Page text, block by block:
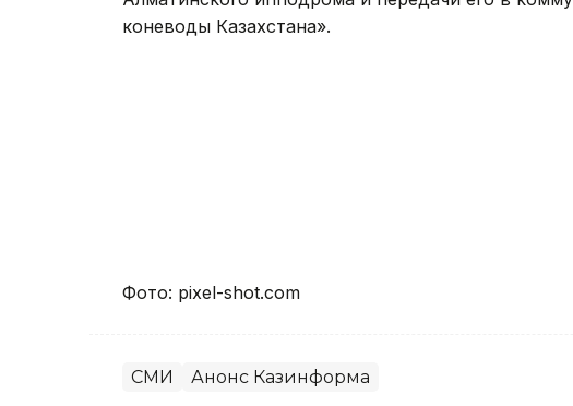
коневоды Казахстана».
Фото: pixel-shot.com
СМИ Анонс Казинформа